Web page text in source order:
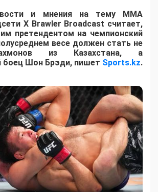
и мнения на тему ММА
Х Brawler Broadcast считает,
претендентом на чемпионский
весе должен стать не
из Казахстана, а
боец Шон Брэди, пишет Sports.kz.